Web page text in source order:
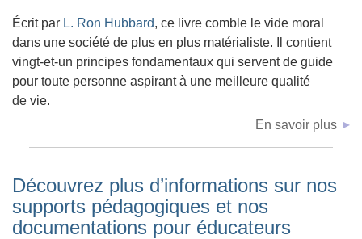
Écrit par L. Ron Hubbard, ce livre comble le vide moral
dans une société de plus en plus matérialiste. Il contient
vingt-et-un principes fondamentaux qui servent de guide
pour toute personne aspirant à une meilleure qualité
de vie.
En savoir plus
Découvrez plus d’informations sur nos
supports pédagogiques et nos
documentations pour éducateurs